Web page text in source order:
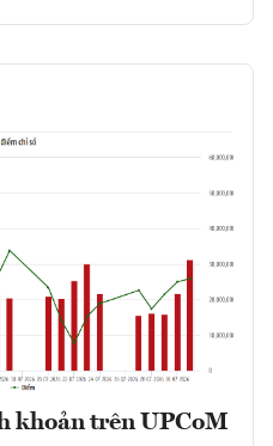
khoản trên UPCoM